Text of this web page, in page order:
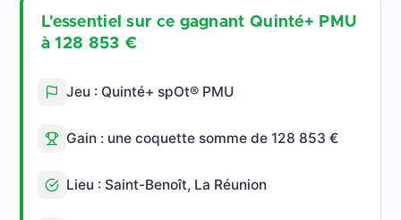
L'essentiel sur ce gagnant Quinté+ PMU
à 128 853 €
Jeu : Quinté+ spOt® PMU
Gain : une coquette somme de 128 853 €
Lieu : Saint-Benoît, La Réunion